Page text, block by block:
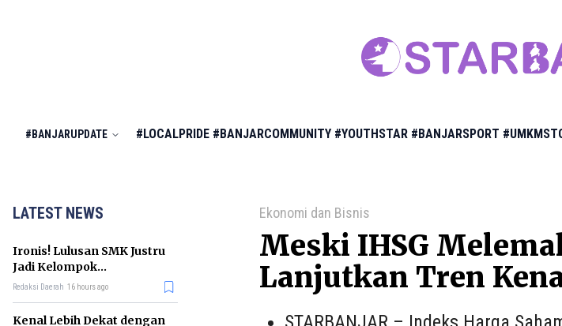
#BANJARUPDATE #LOCALPRIDE #BANJARCOMMUNITY #YOUTHSTAR #BANJARSPORT
LATEST NEWS
Ironis! Lulusan SMK Justru
Jadi Kelompok
Pengangguran Terbanyak
Redaksi Daerah 16 hours ago
Kenal Lebih Dekat dengan
Ekonomi dan Bisnis
Meski IHSG
Lanjutkan Tren